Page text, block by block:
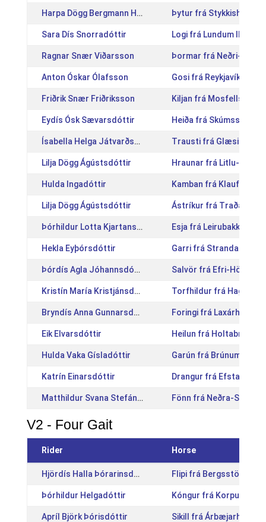
Harpa Dögg Bergmann Heiðarsdóttir Þytur frá Stykkishólmi
Sara Dís Snorradóttir Logi frá Lundum II
Ragnar Snær Viðarsson Þormar frá Neðri-Hrepp
Anton Óskar Ólafsson Gosi frá Reykjavík
Friðrik Snær Friðriksson Kiljan frá Mosfellsbæ
Eydís Ósk Sævarsdóttir Heiða frá
Ísabella Helga Játvarðsdóttir Trausti frá Glæsibæ
Lilja Dögg Ágústsdóttir Hraunar frá Litlu-
Hulda Ingadóttir Kamban frá Klauf
Lilja Dögg Ágústsdóttir Ástríkur frá Traðarlandi
Þórhildur Lotta Kjartansdóttir Esja frá Leirubakka
Hekla Eyþórsdóttir Garri frá
Þórdís Agla Jóhannsdóttir Salvör frá Efri-Hömrum
Kristín María Kristjánsdóttir Torfhildur frá Haga
Bryndís Anna Gunnarsdóttir Foringi frá Laxárholti 2
Eik Elvarsdóttir Heilun frá Holtabrún
Hulda Vaka Gísladóttir Garún frá Brúnum
Katrín Einarsdóttir Drangur frá Efsta-Dal II
Matthildur Svana Stefánsdóttir Fönn frá Neðra-Skarði
V2 - Four Gait
Rider Horse
Hjördís Halla Þórarinsdóttir Flipi frá Bergsstöðum
Þórhildur Helgadóttir Kóngur frá Korpu
Apríl Björk Þórisdóttir Sikill frá